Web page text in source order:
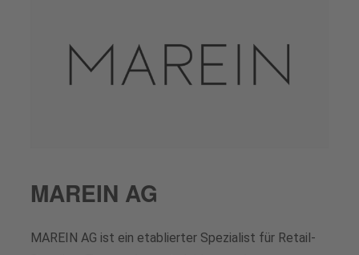
MAREIN AG
MAREIN AG ist ein etablierter Spezialist für Retail-